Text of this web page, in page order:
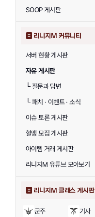
SOOP 게시판
리니지M 커뮤니티
서버 현황 게시판
자유 게시판
└질문과 답변
└패치 · 이벤트 · 소식
이슈 토론 게시판
혈맹 모집 게시판
아이템 거래 게시판
리니지M 유튜브 모아보기
리니지M 클래스 게시판
군주 기사